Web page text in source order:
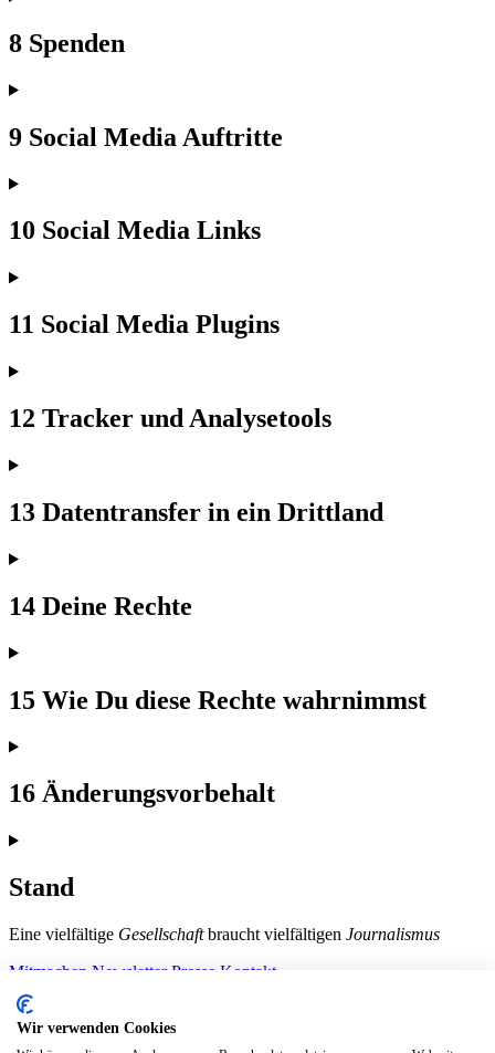
8 Spenden
9 Social Media Auftritte
10 Social Media Links
11 Social Media Plugins
12 Tracker und Analysetools
13 Datentransfer in ein Drittland
14 Deine Rechte
15 Wie Du diese Rechte wahrnimmst
16 Änderungsvorbehalt
Stand
Eine vielfältige Gesellschaftbraucht vielfältigen Journalismus
Mitmachen Newsletter Presse Kontakt
Instagram
Unterstütze uns
Wir verwenden Cookies